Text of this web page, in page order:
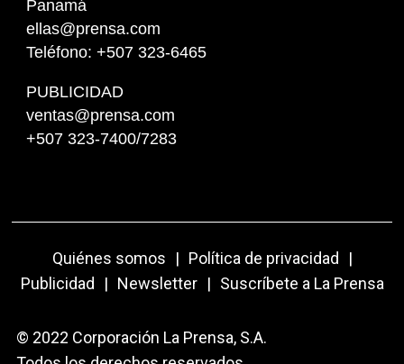
Panamá
ellas@prensa.com
Teléfono: +507 323-6465
PUBLICIDAD
ventas@prensa.com
+507 323-7400/7283
Quiénes somos | Política de privacidad
|
Publicidad
| Newsletter | Suscríbete a La Prensa
© 2022 Corporación La Prensa, S.A.